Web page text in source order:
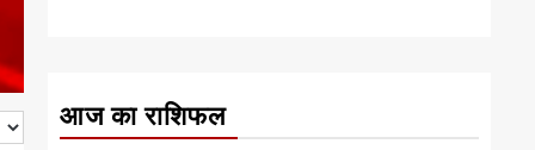
आज का राशिफल